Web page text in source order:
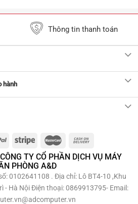
Thông tin thanh toán
hành
TY CỔ PHẦN DỊCH VỤ MÁY
PHÒNG A&D
0102641108 . Địa chỉ: Lô BT4-10 ,Khu
- Hà Nội Điện thoại: 0869913795- Email: